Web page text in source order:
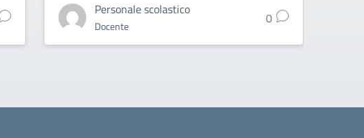
Personale scolastico
Docente 0